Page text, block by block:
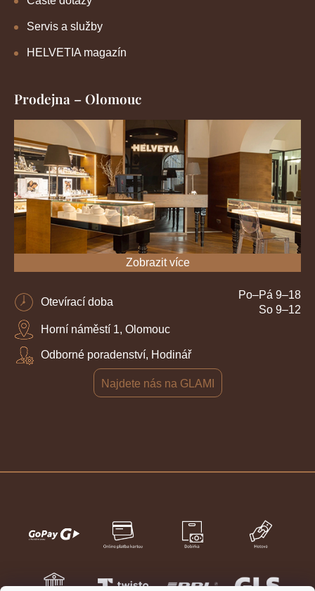
Servis a služby
HELVETIA magazín
Prodejna – Olomouc
Zobrazit více
Otevírací doba
Po–Pá 9–18
So 9–12
Horní náměstí 1, Olomouc
Odborné poradenství, Hodinář
Najdete nás na GLAMI